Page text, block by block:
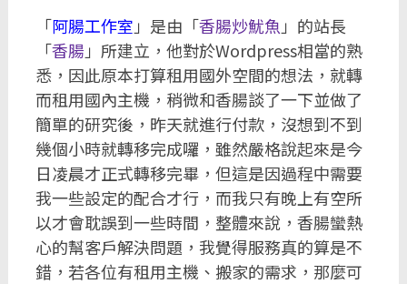
「阿腸工作室 」是由「香腸炒魷魚 」的站長
「香腸 」所建立，他對於Wordpress相當的熟
悉，因此原本打算租用國外空間的想法，就轉
而租用國內主機，稍微和香腸談了一下並做了
簡單的研究後，昨天就進行付款，沒想到不到
幾個小時就轉移完成囉，雖然嚴格說起來是今
日凌晨才正式轉移完畢，但這是因過程中需要
我一些設定的配合才行，而我只有晚上有空所
以才會耽誤到一些時間，整體來說，香腸蠻熱
心的幫客戶解決問題，我覺得服務真的算是不
錯，若各位有租用主機、搬家的需求，那麼可